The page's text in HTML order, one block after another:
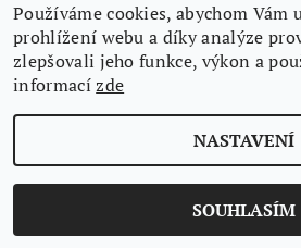
Používáme cookies, abychom
prohlížení webu a díky analýze
zlepšovali jeho funkce, výkon a
informacízde
NASTAVENÍ
SOUHLASÍM